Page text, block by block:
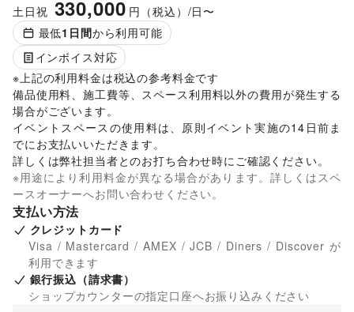
土日祝 330,000 円（税込）/日〜
最低1 日間から利用可能
インボイス対応
※上記の利用料金は税込の参考料金です
備品使用料、施工費等、スペース利用料以外の費用が発生する
場合がございます。
イベントスペースの使用料は、原則イベント実施の14日前ま
でにお支払いいただきます。
詳しくは弊社担当者とのお打ち合わせ時にご確認ください。
※用途により利用料金が異なる場合があります。詳しくはスペ
ースオーナーへお問い合わせください。
支払い方法
クレジットカード
Visa / Mastercard / AMEX / JCB / Diners / Discover が
利用できます
銀行振込（請求書）
ショップカウンターの指定口座へお振り込みください